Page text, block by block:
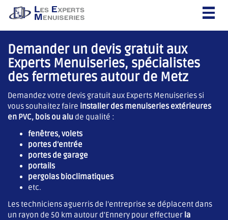
Demander un devis gratuit aux
Experts Menuiseries, spécialistes
des fermetures autour de Metz
Demandez votre devis gratuit aux Experts Menuiseries si
vous souhaitez faire installer des menuiseries extérieures
en PVC, bois ou alu de qualité :
fenêtres, volets
portes d’entrée
portes de garage
portails
pergolas bioclimatiques
etc.
Les techniciens aguerris de l’entreprise se déplacent dans
un rayon de 50 km autour d'Ennery pour effectuer la